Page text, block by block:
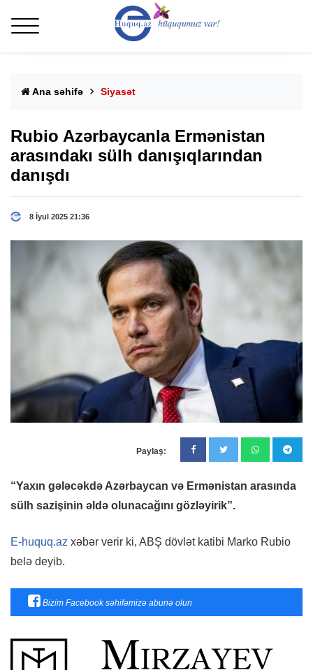
Ana səhifə Siyasət
Rubio Azərbaycanla Ermənistan
arasındakı sülh danışıqlarından
danışdı
8 İyul 2025 21:36
Paylaş:
“Yaxın gələcəkdə Azərbaycan və Ermənistan arasında
sülh sazişinin əldə olunacağını gözləyirik”.
E-huquq.az xəbər verir ki, ABŞ dövlət katibi Marko Rubio
belə deyib.
Bizim Facebook səhifəmizə abunə olun